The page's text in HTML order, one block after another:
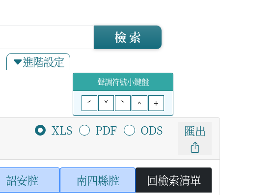
進階設定
檢 索
聲調符號小鍵盤
ˊ
ˇ ˋ ^ +
XLS PDF ODS 匯出
詔安腔 南四縣腔 回檢索清單